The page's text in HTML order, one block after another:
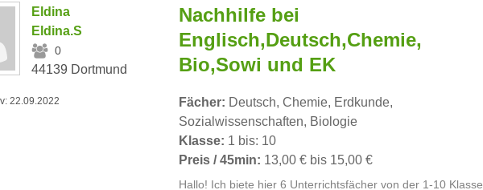
Eldina
Eldina.S
0
44139 Dortmund
22.09.2022
Nachhilfe bei
Englisch,Deutsch,Chemie,
Bio,Sowi und EK
Fächer: Deutsch, Chemie, Erdkunde,
Sozialwissenschaften, Biologie
Klasse: 1 bis: 10
Preis / 45min: 13,00 € bis 15,00 €
Hallo! Ich biete hier 6 Unterrichtsfächer von der 1-10 Klasse